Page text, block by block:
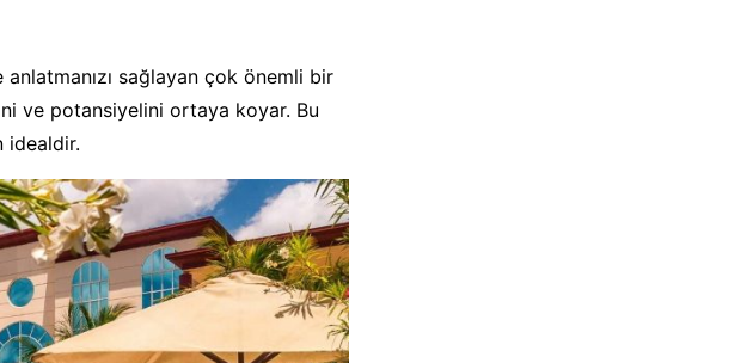
sağlayan çok önemli bir
ve potansiyelini ortaya koyar. Bu
idealdir.